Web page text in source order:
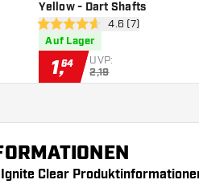
öffnen
Yellow - Dart Shafts
4.6 Bewertungssterne
4.6 (7)
Auf Lager
1,64 UVP:
2,19
Clear